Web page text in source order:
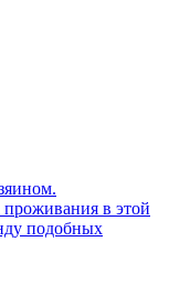
проживания в этой
подобных